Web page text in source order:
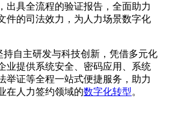
出具全流程的验证报告，全面助力
件的司法效力，为人力场景数字化
持自主研发与科技创新，凭借多元化
业提供系统安全、密码应用、系统
举证等全程一站式便捷服务，助力
在人力签约领域的数字化转型。